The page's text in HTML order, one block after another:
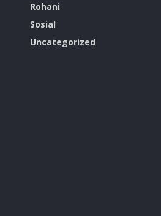
Rohani
Sosial
Uncategorized